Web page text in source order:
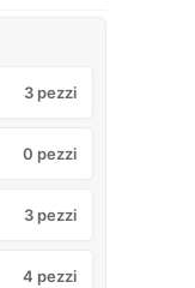
3 pezzi
0 pezzi
3 pezzi
4 pezzi